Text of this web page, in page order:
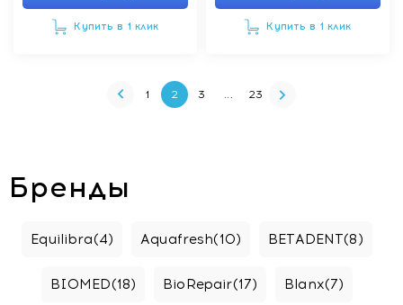
Купить в 1 клик Купить в 1 клик
1 2 3 ... 23
Бренды
Equilibra(4) Aquafresh(10) BETADENT(8)
BIOMED(18) BioRepair(17) Blanx(7)